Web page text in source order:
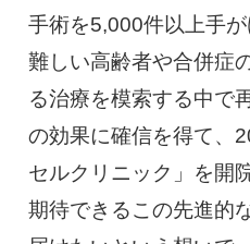
手術を5,000件以上手
難しい高齢者や合併症
る治療を模索する中で
の効果に確信を得て、
セルクリニック」を開
期待できるこの先進的